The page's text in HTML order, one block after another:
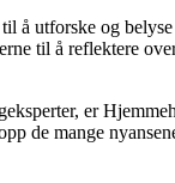
å utforske og
til å reflektere
er
de mange